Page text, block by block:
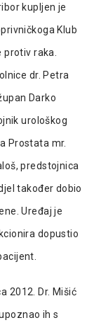
kupljen je
Klub
protiv raka.
dr. Petra
Darko
urološkog
Prostata mr.
predstojnica
također dobio
Uređaj je
dopustio
2012. Dr. Mišić
ih s